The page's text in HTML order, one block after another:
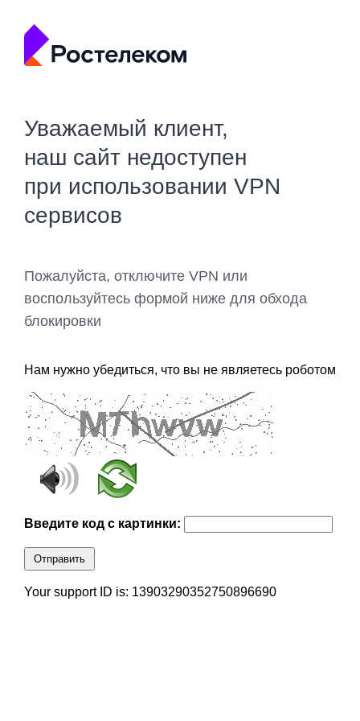
Уважаемый клиент,
наш сайт недоступен
при использовании VPN
сервисов
Пожалуйста, отключите VPN или
воспользуйтесь формой ниже для обхода
блокировки
Нам нужно убедиться, что вы не являетесь роботом
Введите код с картинки:
Отправить
Your support ID is: 13903290352750896690